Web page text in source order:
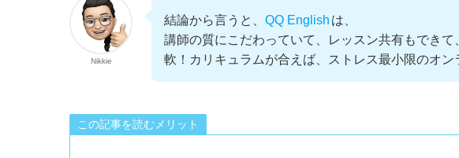
Nikkie
結論から言うと、 QQ English は、
講師の質にこだわっていて、レッスン共有もできて
軟！カリキュラムが合えば、ストレス最小限のオン
この記事を読むメリット